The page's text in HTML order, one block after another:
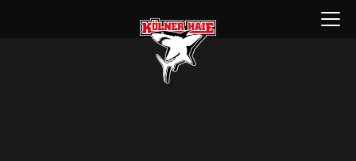
Menü
öffnen